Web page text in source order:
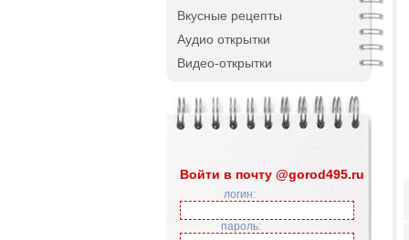
Вкусные рецепты
Аудио открытки
Видео-открытки
Войти в почту @gorod495.ru
логин:
пароль: